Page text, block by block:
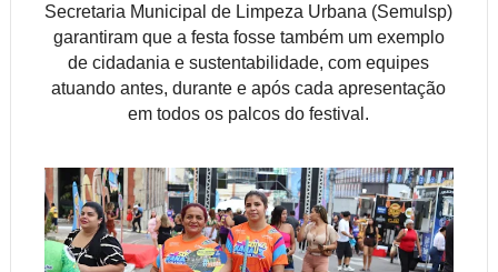
Secretaria Municipal de Limpeza Urbana (Semulsp)
garantiram que a festa fosse também um exemplo
de cidadania e sustentabilidade, com equipes
atuando antes, durante e após cada apresentação
em todos os palcos do festival.